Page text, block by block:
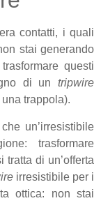
contatti, i quali
stai generando
questi
di un tripwire
trappola).
un’irresistibile
trasformare
di un’offerta
irresistibile per i
ottica: non stai